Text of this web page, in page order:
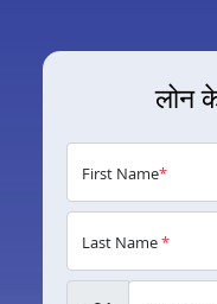
लोन
First Name*
Last Name*